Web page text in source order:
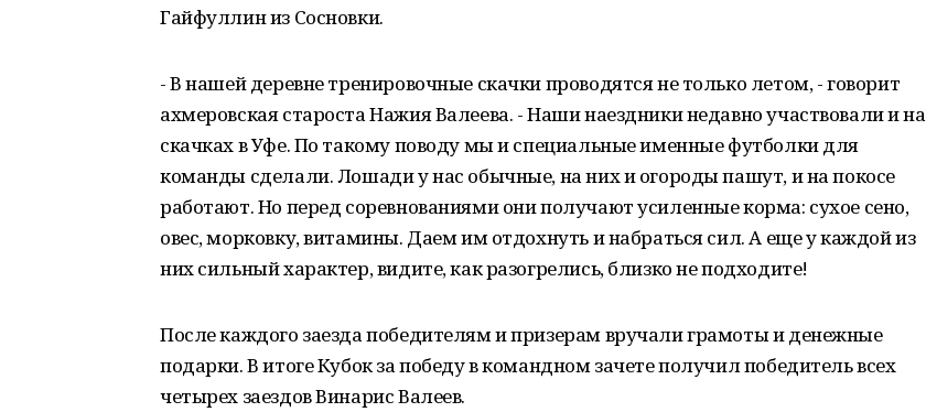
Гайфуллин из Сосновки.
- В нашей деревне тренировочные скачки проводятся не только летом, - говорит
ахмеровская староста Нажия Валеева. - Наши наездники недавно участвовали и на
скачках в Уфе. По такому поводу мы и специальные именные футболки для
команды сделали. Лошади у нас обычные, на них и огороды пашут, и на покосе
работают. Но перед соревнованиями они получают усиленные корма: сухое сено,
овес, морковку, витамины. Даем им отдохнуть и набраться сил. А еще у каждой из
них сильный характер, видите, как разогрелись, близко не подходите!
После каждого заезда победителям и призерам вручали грамоты и денежные
подарки. В итоге Кубок за победу в командном зачете получил победитель всех
четырех заездов Винарис Валеев.